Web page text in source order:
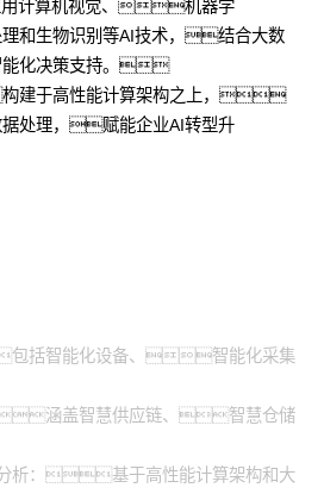
计算机视觉、机器学
和生物识别等AI技术，结合大数
化决策支持。
建于高性能计算架构之上，
据处理，赋能企业AI转型升
括智能化设备、智能化采集
涵盖智慧供应链、智慧仓储
：基于高性能计算架构和大